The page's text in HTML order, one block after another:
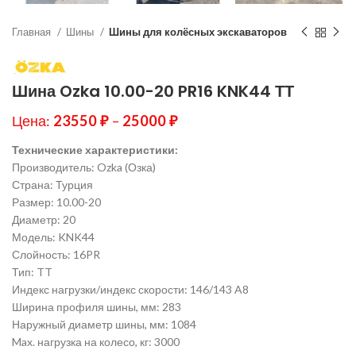
Главная Шины Шины для колёсных экскаваторов
Шина Ozka 10.00-20 PR16 KNK44 ТТ
Цена: 23550₽ – 25000₽
Технические характеристики:
Производитель: Ozka (Озка)
Страна: Турция
Размер: 10.00-20
Диаметр: 20
Модель: KNK44
Слойность: 16PR
Тип: TT
Индекс нагрузки/индекс скорости: 146/143 A8
Ширина профиля шины, мм: 283
Наружный диаметр шины, мм: 1084
Max. нагрузка на колесо, кг: 3000